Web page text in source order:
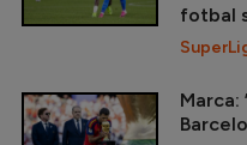
fotbal
Marca: